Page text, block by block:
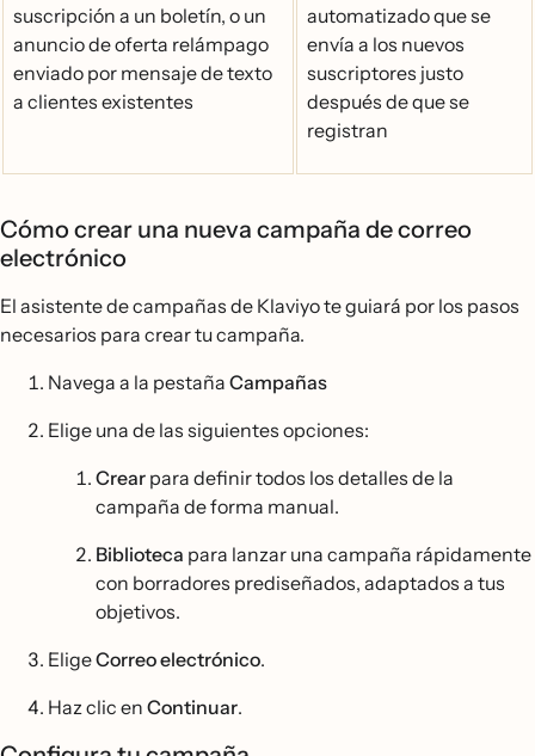
suscripción a un boletín, o un
anuncio de oferta relámpago
enviado por mensaje de texto
a clientes existentes
automatizado que se
envía a los nuevos
suscriptores justo
después de que se
registran
Cómo crear una nueva campaña de correo
electrónico
El asistente de campañas de Klaviyo te guiará por los pasos
necesarios para crear tu campaña.
Navega a la pestaña Campañas
Elige una de las siguientes opciones:
Crear para definir todos los detalles de la
campaña de forma manual.
Biblioteca para lanzar una campaña rápidamente
con borradores prediseñados, adaptados a tus
objetivos.
EligeCorreo electrónico.
Haz clic en Continuar.